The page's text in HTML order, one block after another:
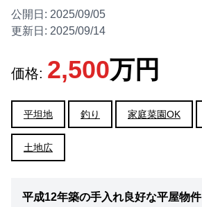
公開日: 2025/09/05
更新日: 2025/09/14
価格: 2,500万円
平坦地 釣り 家庭菜園OK
土地広
平成12年築の手入れ良好な平屋物件